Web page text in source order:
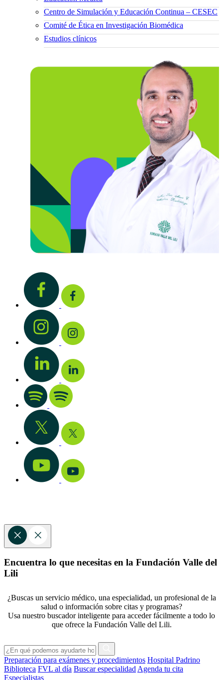
Centro de Simulación y Educación Continua – CESEC
Comité de Ética en Investigación Biomédica
Estudios clínicos
Encuentra lo que necesitas en la Fundación Valle del
Lili
¿Buscas un servicio médico, una especialidad, un profesional de la
salud o información sobre citas y programas?
Usa nuestro buscador inteligente para acceder fácilmente a todo lo
que ofrece la Fundación Valle del Lili.
Preparación para exámenes y procedimientos Hospital Padrino
Biblioteca FVL al día Buscar especialidad Agenda tu cita
Especialistas